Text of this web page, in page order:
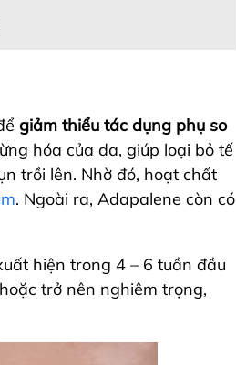
giảm thiểu tác dụng phụ so
hóa của da, giúp loại bỏ tế
trồi lên. Nhờ đó, hoạt chất
. Ngoài ra, Adapalene còn có
hiện trong 4 – 6 tuần đầu
trở nên nghiêm trọng,